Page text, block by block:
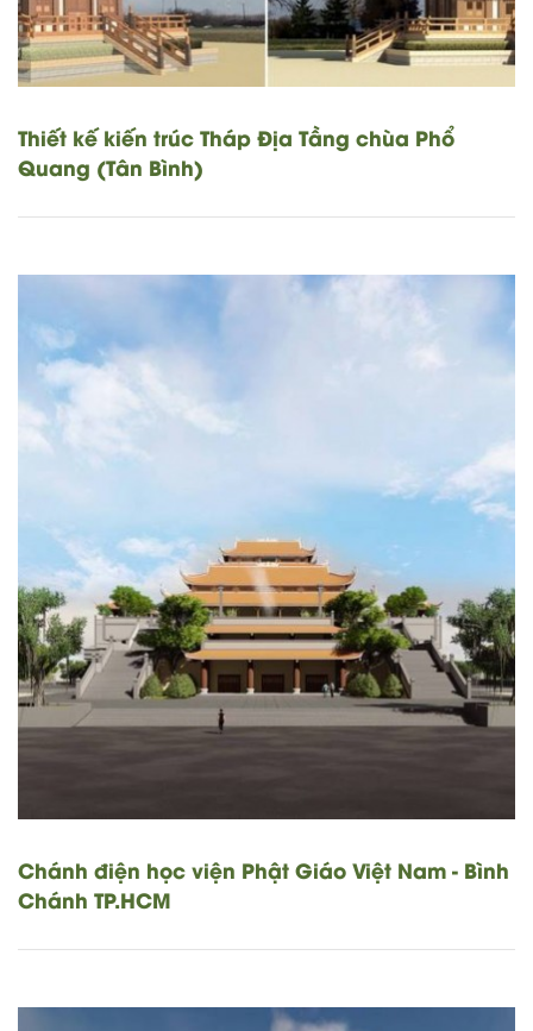
Thiết kế kiến trúc Tháp Địa Tầng chùa Phổ
Quang (Tân Bình)
Chánh điện học viện Phật Giáo Việt Nam - Bình
Chánh TP.HCM